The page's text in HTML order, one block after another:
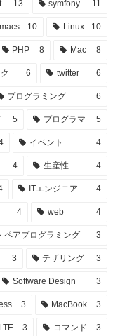
13 symfony 11
10 Linux 10
PHP 8 Mac 8
6 twitter 6
プログラミング 6
5 プログラマ 5
イベント 4
4 生産性 4
ITエンジニア 4
4 web 4
ペアプログラミング 3
3 テザリング 3
Software Design 3
3 MacBook 3
LTE 3 コマンド 3